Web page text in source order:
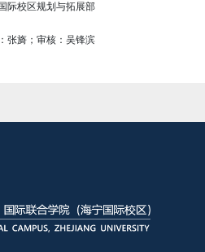
际校区规划与拓展部
张旖；审核：吴锋滨